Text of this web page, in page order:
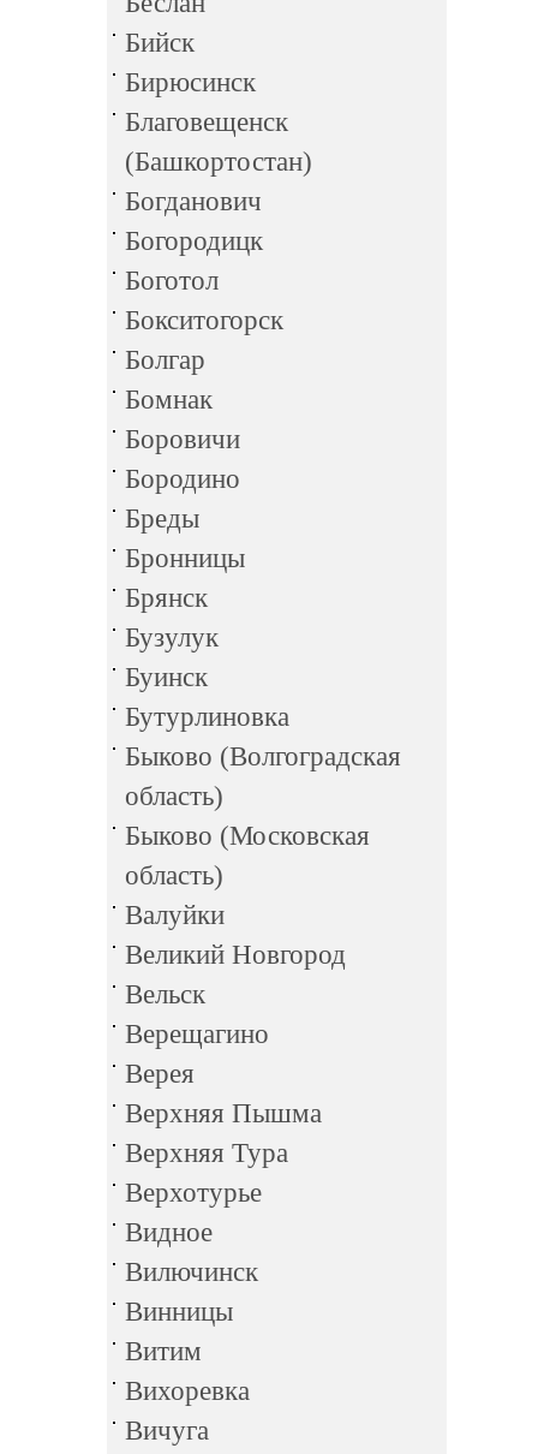
Бийск
Бирюсинск
Благовещенск
(Башкортостан)
Богданович
Богородицк
Боготол
Бокситогорск
Болгар
Бомнак
Боровичи
Бородино
Бреды
Бронницы
Брянск
Бузулук
Буинск
Бутурлиновка
Быково (Волгоградская
область)
Быково (Московская
область)
Валуйки
Великий Новгород
Вельск
Верещагино
Верея
Верхняя Пышма
Верхняя Тура
Верхотурье
Видное
Вилючинск
Винницы
Витим
Вихоревка
Вичуга